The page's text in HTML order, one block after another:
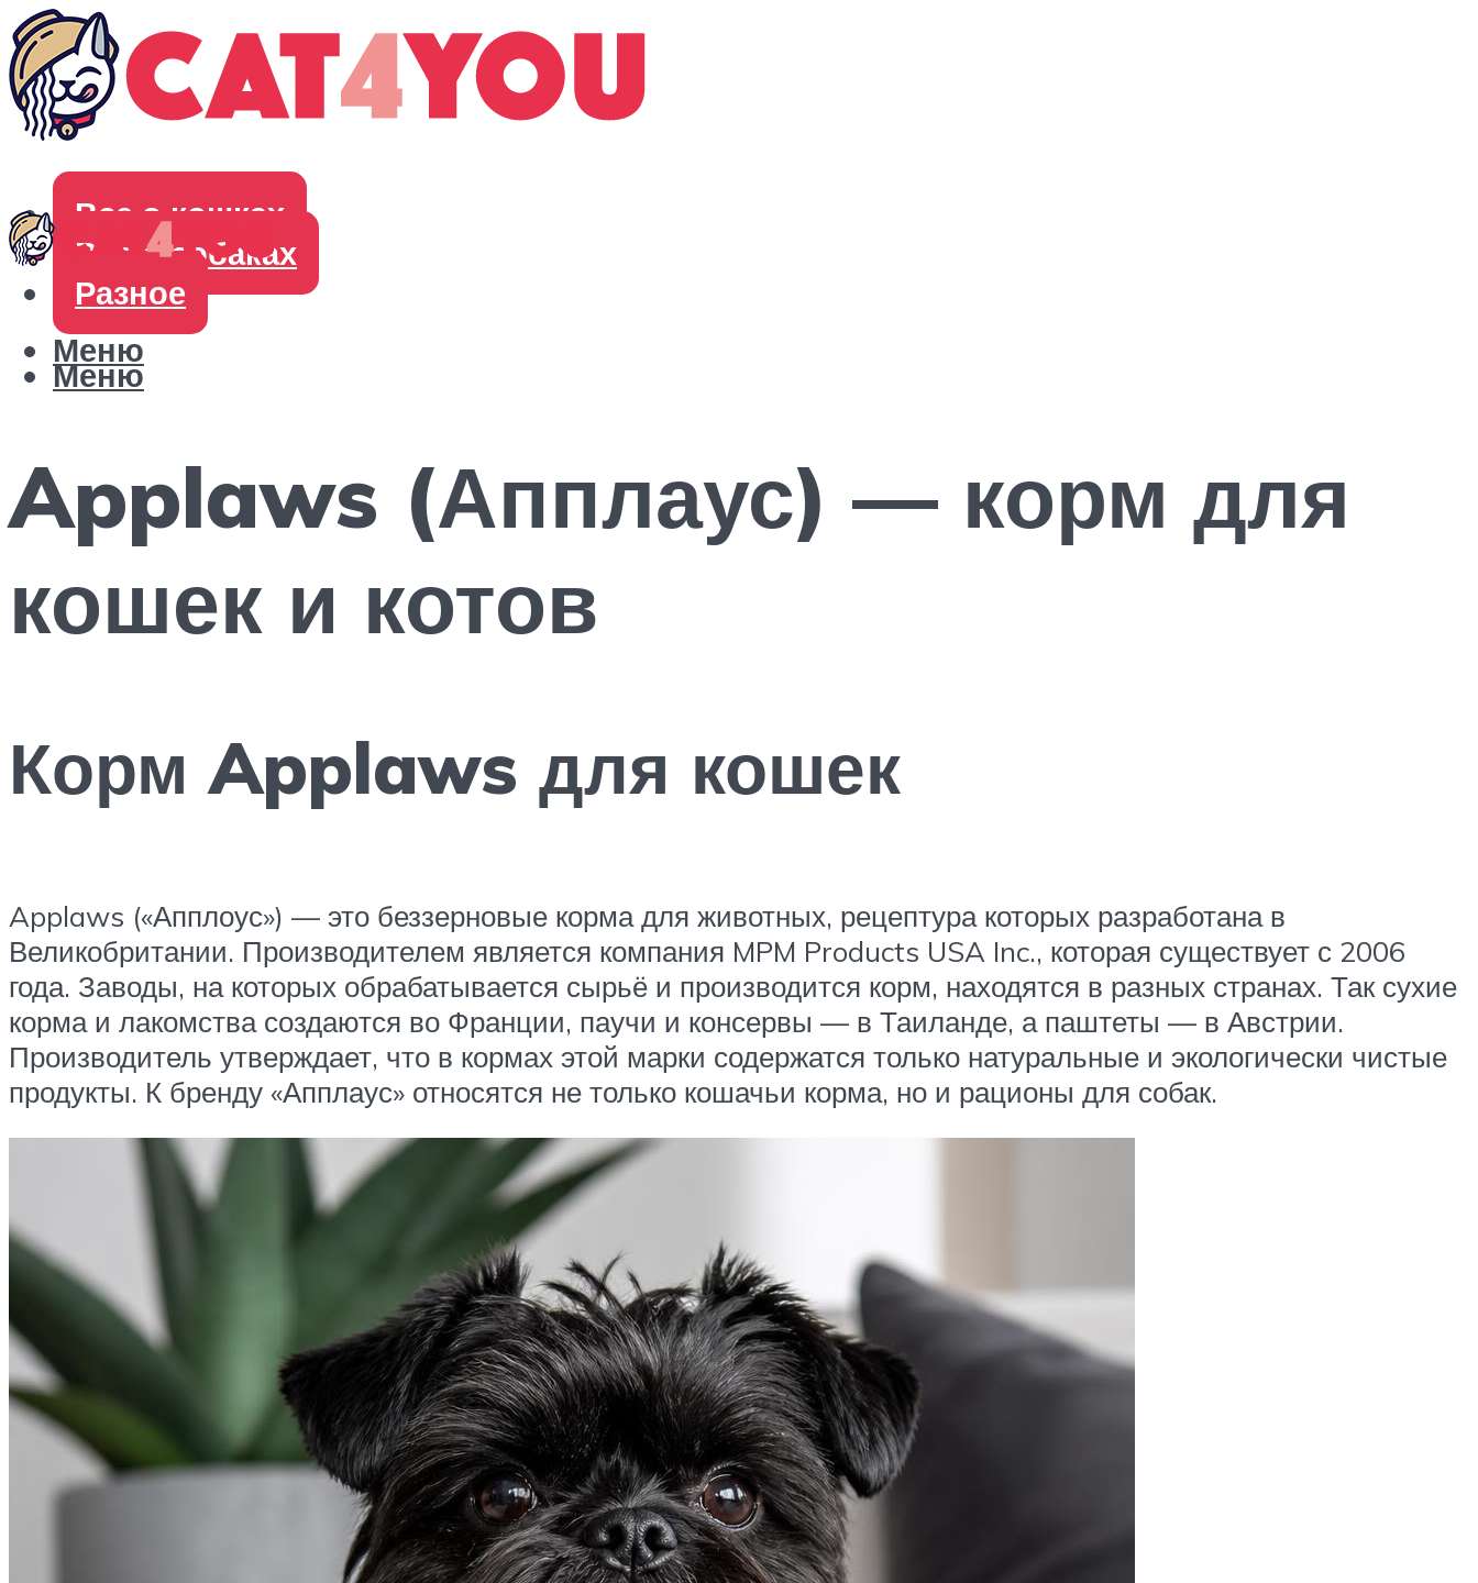
Все о кошках
Все о собаках
Разное
Меню
Меню
Applaws (Апплаус) — корм для
кошек и котов
Корм Applaws для кошек
Applaws («Апплоус») — это беззерновые корма для животных, рецептура которых разработана в
Великобритании. Производителем является компания MPM Products USA Inc., которая существует с 2006
года. Заводы, на которых обрабатывается сырьё и производится корм, находятся в разных странах. Так сухие
корма и лакомства создаются во Франции, паучи и консервы — в Таиланде, а паштеты — в Австрии.
Производитель утверждает, что в кормах этой марки содержатся только натуральные и экологически чистые
продукты. К бренду «Апплаус» относятся не только кошачьи корма, но и рационы для собак.